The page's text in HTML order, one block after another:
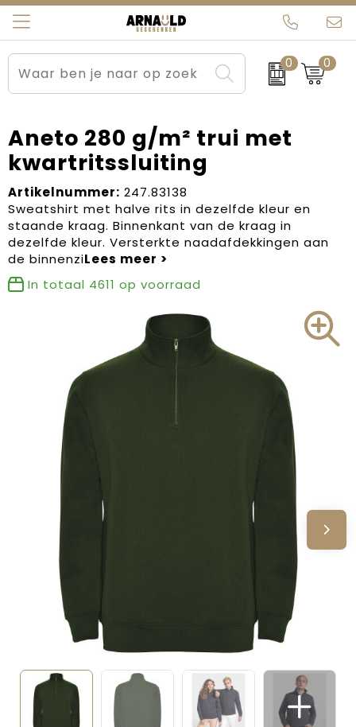
0 0
Relatiegeschenken
Sportkleding
Werkkleding
Kleding en textiel
Tassen
Beurs en Evenementen
Brievenbuspakketten
Carnaval
Dag van de Zorg
Kerstartikelen
Kerstpakketten
Sinterklaas
Verjaardagen
Voetbal, EK en WK
Voor de bouw
Zomergeschenken
Zomerpakketten
Arnauld Kerstpakketten
MijnEigenKadootje
Ons team
Contact
Blogs
Aneto 280 g/m² trui met
kwartritssluiting
Artikelnummer: 247.83138
Sweatshirt met halve rits in dezelfde kleur en
staande kraag. Binnenkant van de kraag in
dezelfde kleur. Versterkte naadafdekkingen aan
de binnenzi
In totaal 4611 op voorraad